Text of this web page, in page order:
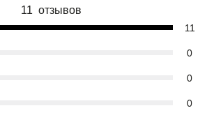
11 отзывов
11
0
0
0